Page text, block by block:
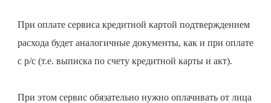
При оплате сервиса кредитной картой подтверждением
расхода будет аналогичные документы, как и при оплате
с р/с (т.е. выписка по счету кредитной карты и акт).
При этом сервис обязательно нужно оплачивать от лица